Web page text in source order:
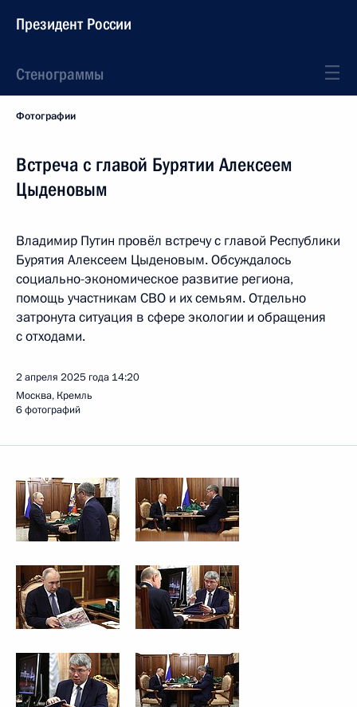
Президент России
Стенограммы
Фотографии
Встреча с главой Бурятии Алексеем
Цыденовым
Владимир Путин провёл встречу с главой Республики
Бурятия Алексеем Цыденовым. Обсуждалось
социально-экономическое развитие региона,
помощь участникам СВО и их семьям. Отдельно
затронута ситуация в сфере экологии и обращения
с отходами.
2 апреля 2025 года 14:20
Москва, Кремль
6 фотографий